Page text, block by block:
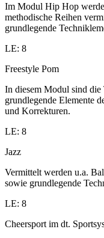
Im Modul Hip Hop
methodische Reihen
grundlegende
LE: 8
Freestyle Pom
In diesem Modul sind
grundlegende Elemente
und Korrekturen.
LE: 8
Jazz
Vermittelt werden u.a.
sowie grundlegende
LE: 8
Cheersport im dt.